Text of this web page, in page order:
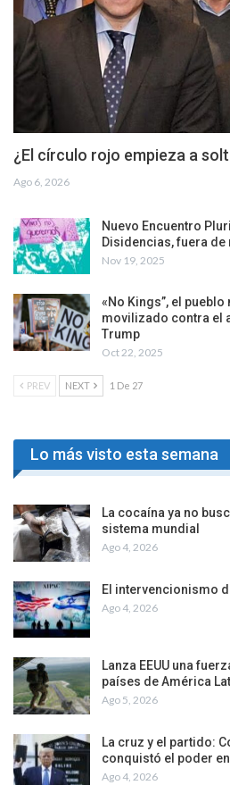
¿El círculo rojo empieza a
Ago 6, 2026
Nuevo Encuentro
Disidencias, fuera
Nov 19, 2025
«No Kings”, el
movilizado contra el
Trump
Oct 22, 2025
PREV NEXT 1 De 27
Lo más visto esta semana
La cocaína ya no
sistema mundial
Ago 4, 2026
El intervencionismo
Ago 4, 2026
Lanza EEUU una
países de América
Ago 5, 2026
La cruz y el partido:
conquistó el poder en
Ago 4, 2026